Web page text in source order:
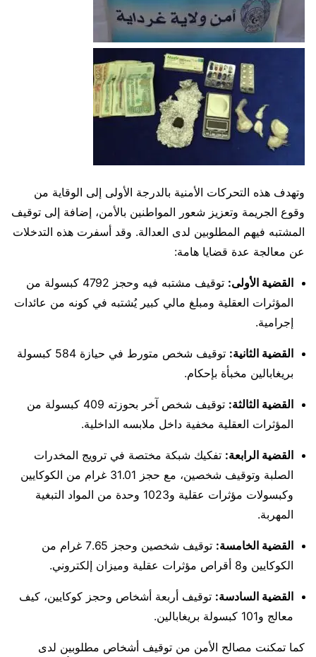
وتهدف هذه التحركات الأمنية بالدرجة الأولى إلى الوقاية من
وقوع الجريمة وتعزيز شعور المواطنين بالأمن، إضافة إلى توقيف
المشتبه فيهم المطلوبين لدى العدالة. وقد أسفرت هذه التدخلات
عن معالجة عدة قضايا هامة:
القضية الأولى:
توقيف مشتبه فيه وحجز 4792 كبسولة من
المؤثرات العقلية ومبلغ مالي كبير يُشتبه في كونه من عائدات
إجرامية.
القضية الثانية:
توقيف شخص متورط في حيازة 584 كبسولة
بريغابالين مخبأة بإحكام.
القضية الثالثة:
توقيف شخص آخر بحوزته 409 كبسولة من
المؤثرات العقلية مخفية داخل ملابسه الداخلية.
القضية الرابعة: تفكيك شبكة مختصة في ترويج المخدرات
الصلبة وتوقيف شخصين، مع حجز 31.01 غرام من الكوكايين
وكبسولات مؤثرات عقلية و1023 وحدة من المواد التبغية
المهربة.
القضية الخامسة:
توقيف شخصين وحجز 7.65 غرام من
الكوكايين و8 أقراص مؤثرات عقلية وميزان إلكتروني.
القضية السادسة: توقيف أربعة أشخاص وحجز كوكايين، كيف
معالج و101 كبسولة بريغابالين.
كما تمكنت مصالح الأمن من توقيف أشخاص مطلوبين لدى